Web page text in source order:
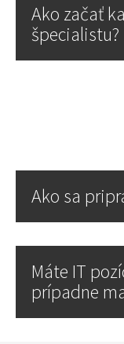
Ako začať
špecialistu?
Ako sa
Máte IT
prípadne